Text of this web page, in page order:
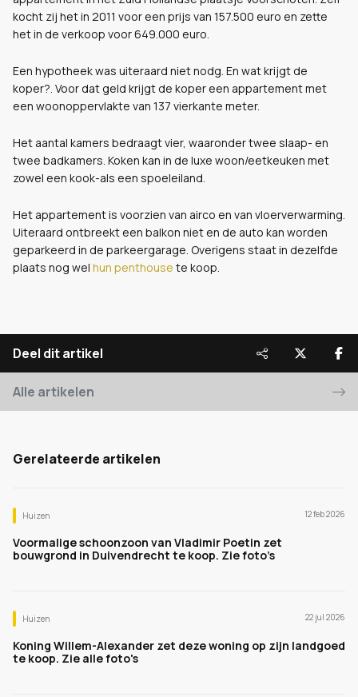
kocht zij het in 2011 voor een prijs van 157.500 euro en zette
het in de verkoop voor 649.000 euro.
Een hypotheek was uiteraard niet nodg. En wat krijgt de
koper?. Voor dat geld krijgt de koper een appartement met
een woonoppervlakte van 137 vierkante meter.
Het aantal kamers bedraagt vier, waaronder twee slaap- en
twee badkamers. Koken kan in de luxe woon/eetkeuken met
zowel een kook-als een spoeleiland.
Het appartement is voorzien van airco en van vloerverwarming.
Uiteraard ontbreekt een balkon niet en de auto kan worden
geparkeerd in de parkeergarage. Overigens staat in dezelfde
plaats nog wel hun penthouse te koop.
Deel dit artikel
Alle artikelen
Gerelateerde artikelen
Huizen 12 feb 2026
Voormalige schoonzoon van Vladimir Poetin zet
bouwgrond in Duivendrecht te koop. Zie foto’s
Huizen 22 jul 2026
Koning Willem-Alexander zet deze woning op zijn landgoed
te koop. Zie alle foto's